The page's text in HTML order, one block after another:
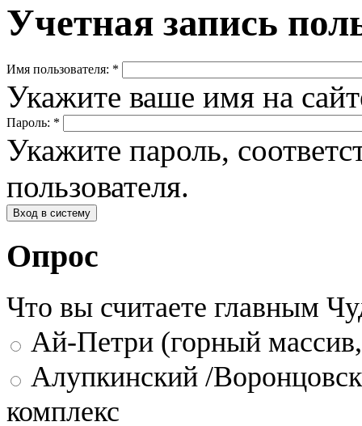
Учетная запись
Имя пользователя: *
Укажите ваше имя на
Пароль: *
Укажите пароль,
пользователя.
Опрос
Что вы считаете главным
Ай-Петри (горный
Алупкинский /
комплекс